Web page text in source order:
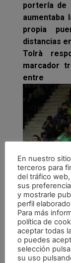
portería de
propia
distancias
Tolrà
marcador
entre
Los
en este
En nuestro
terceros para
del tráfico
sus
y mostrarle
perfil
Para más
política de
aceptar todas
o puedes
selección
su uso